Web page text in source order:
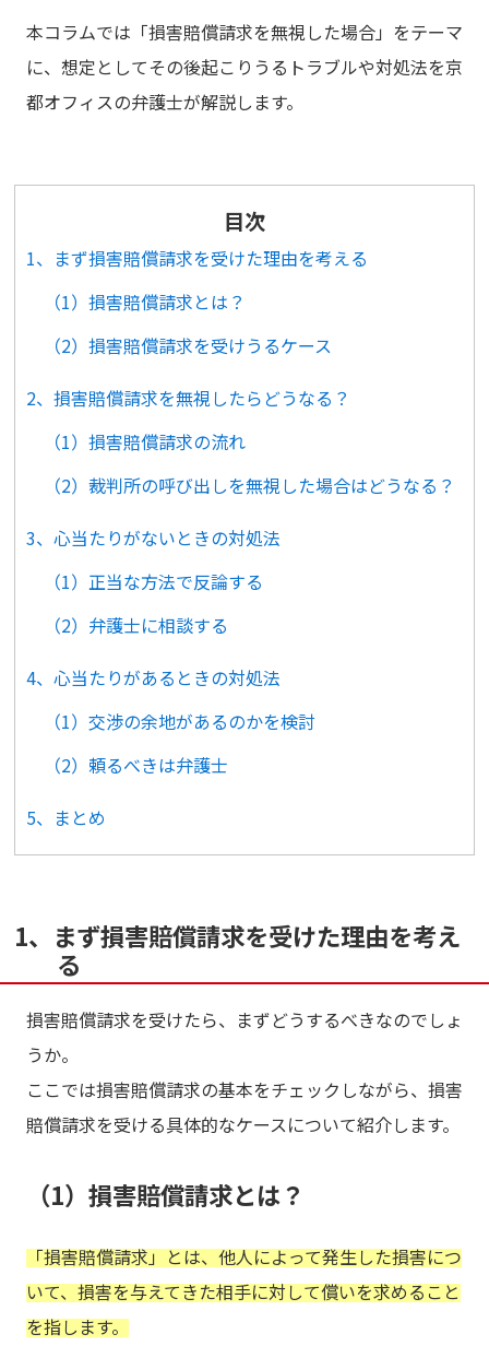
本コラムでは「損害賠償請求を無視した場合」をテーマ
に、想定としてその後起こりうるトラブルや対処法を京
都オフィスの弁護士が解説します。
目次
1、まず損害賠償請求を受けた理由を考える
（1）損害賠償請求とは？
（2）損害賠償請求を受けうるケース
2、損害賠償請求を無視したらどうなる？
（1）損害賠償請求の流れ
（2）裁判所の呼び出しを無視した場合はどうなる？
3、心当たりがないときの対処法
（1）正当な方法で反論する
（2）弁護士に相談する
4、心当たりがあるときの対処法
（1）交渉の余地があるのかを検討
（2）頼るべきは弁護士
5、まとめ
1、まず損害賠償請求を受けた理由を考え
る
損害賠償請求を受けたら、まずどうするべきなのでしょ
うか。
ここでは損害賠償請求の基本をチェックしながら、損害
賠償請求を受ける具体的なケースについて紹介します。
（1）損害賠償請求とは？
「損害賠償請求」とは、他人によって発生した損害につ
いて、損害を与えてきた相手に対して償いを求めること
を指します。